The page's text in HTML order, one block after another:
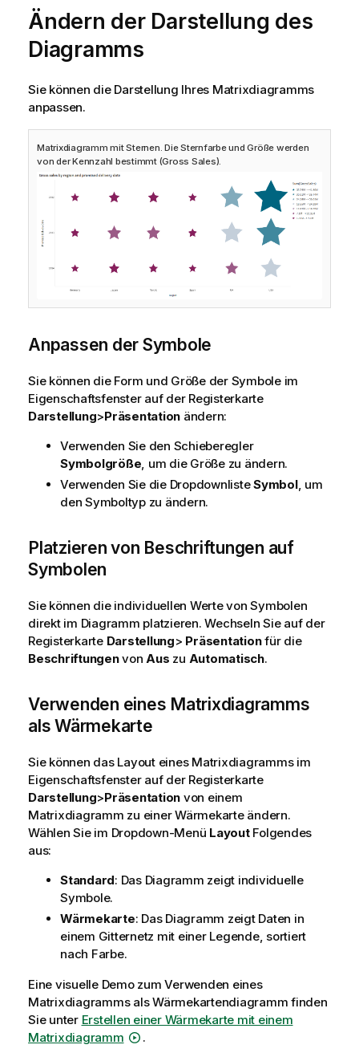
Ändern der Darstellung des
Diagramms
Sie können die Darstellung Ihres Matrixdiagramms
anpassen.
Matrixdiagramm mit Sternen. Die Sternfarbe und Größe werden
von der Kennzahl bestimmt (Gross Sales).
Anpassen der Symbole
Sie können die Form und Größe der Symbole im
Eigenschaftsfenster auf der Registerkarte
Darstellung>Präsentation ändern:
Verwenden Sie den Schieberegler
Symbolgröße, um die Größe zu ändern.
Verwenden Sie die DropdownlisteSymbol, um
den Symboltyp zu ändern.
Platzieren von Beschriftungen auf
Symbolen
Sie können die individuellen Werte von Symbolen
direkt im Diagramm platzieren. Wechseln Sie auf der
Registerkarte Darstellung> Präsentationfür die
BeschriftungenvonAus zu Automatisch.
Verwenden eines Matrixdiagramms
als Wärmekarte
Sie können das Layout eines Matrixdiagramms im
Eigenschaftsfenster auf der Registerkarte
Darstellung>Präsentation von einem
Matrixdiagramm zu einer Wärmekarte ändern.
Wählen Sie im Dropdown-Menü LayoutFolgendes
aus:
Standard: Das Diagramm zeigt individuelle
Symbole.
Wärmekarte: Das Diagramm zeigt Daten in
einem Gitternetz mit einer Legende, sortiert
nach Farbe.
Eine visuelle Demo zum Verwenden eines
Matrixdiagramms als Wärmekartendiagramm finden
Sie unter Erstellen einer Wärmekarte mit einem
Matrixdiagramm
.